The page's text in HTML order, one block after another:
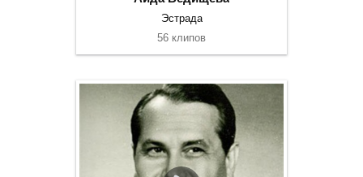
Эстрада
56 клипов